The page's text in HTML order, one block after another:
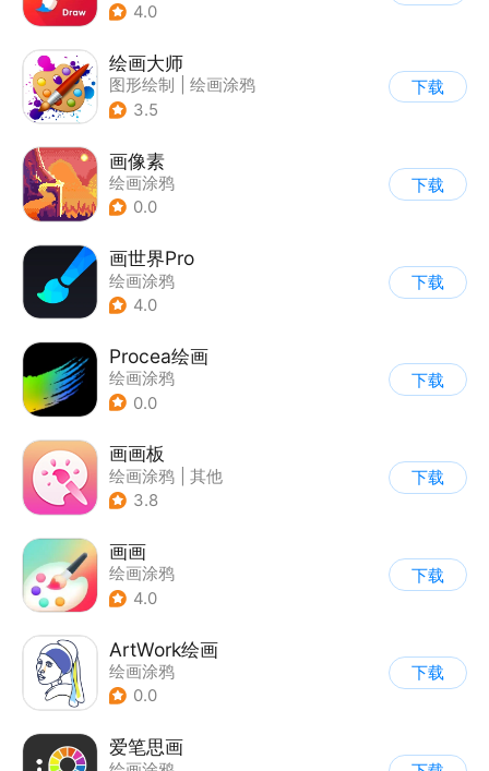
4.0
绘画大师
图形绘制
绘画涂鸦
3.5
下载
画像素
绘画涂鸦
0.0
下载
画世界Pro
绘画涂鸦
4.0
下载
Procea绘画
绘画涂鸦
0.0
下载
画画板
绘画涂鸦
其他
3.8
下载
画画
绘画涂鸦
4.0
下载
ArtWork绘画
绘画涂鸦
0.0
下载
爱笔思画